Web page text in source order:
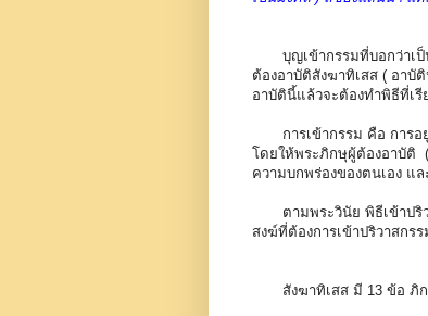
บุญเข้ากรรมที่บอกว่าเป็น
ต้องอาบัติสังฆาทิเสส ( อาบั
อาบัตินี้แล้วจะต้องทำพิธีที่เ
การเข้ากรรม คือ การอยู่ป
โดยให้พระภิกษุผู้ต้องอาบัติ
ความบกพร่องของตนเอง แ
ตามพระวินัย พิธีเข้าปริว
สงฆ์ที่ต้องการเข้าปริวาสก
สังฆาทิเสส มี 13 ข้อ ภิกษุ